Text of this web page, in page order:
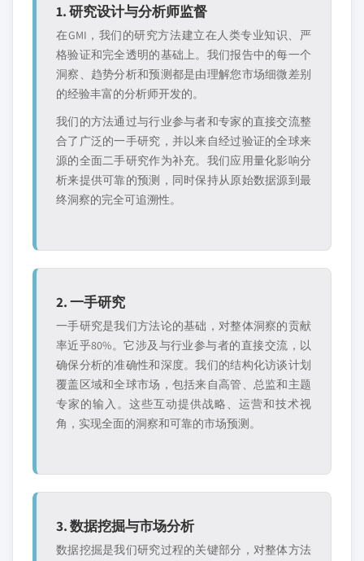
1. 研究设计与分析师监督
在GMI，我们的研究方法建立在人类专业知识、严
格验证和完全透明的基础上。我们报告中的每一个
洞察、趋势分析和预测都是由理解您市场细微差别
的经验丰富的分析师开发的。
我们的方法通过与行业参与者和专家的直接交流整
合了广泛的一手研究，并以来自经过验证的全球来
源的全面二手研究作为补充。我们应用量化影响分
析来提供可靠的预测，同时保持从原始数据源到最
终洞察的完全可追溯性。
2. 一手研究
一手研究是我们方法论的基础，对整体洞察的贡献
率近乎80%。它涉及与行业参与者的直接交流，以
确保分析的准确性和深度。我们的结构化访谈计划
覆盖区域和全球市场，包括来自高管、总监和主题
专家的输入。这些互动提供战略、运营和技术视
角，实现全面的洞察和可靠的市场预测。
3. 数据挖掘与市场分析
数据挖掘是我们研究过程的关键部分，对整体方法